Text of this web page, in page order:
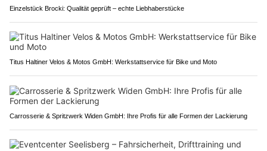
Einzelstück Brocki: Qualität geprüft – echte Liebhaberstücke
Titus Haltiner Velos & Motos GmbH: Werkstattservice für Bike und Moto
Carrosserie & Spritzwerk Widen GmbH: Ihre Profis für alle Formen der Lackierung